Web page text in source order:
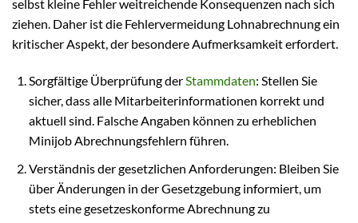
selbst kleine Fehler weitreichende Konsequenzen nach sich
ziehen. Daher ist die Fehlervermeidung Lohnabrechnung ein
kritischer Aspekt, der besondere Aufmerksamkeit erfordert.
Sorgfältige Überprüfung derStammdaten: Stellen Sie
sicher, dass alle Mitarbeiterinformationen korrekt und
aktuell sind. Falsche Angaben können zu erheblichen
Minijob Abrechnungsfehlern führen.
Verständnis der gesetzlichen Anforderungen: Bleiben Sie
über Änderungen in der Gesetzgebung informiert, um
stets eine gesetzeskonforme Abrechnung zu